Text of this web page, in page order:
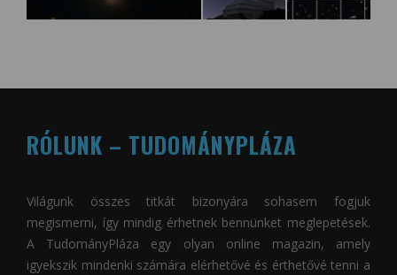
RÓLUNK – TUDOMÁNYPLÁZA
Világunk összes titkát bizonyára sohasem fogjuk
megismerni, így mindig érhetnek bennünket meglepetések.
A TudományPláza egy olyan online magazin, amely
igyekszik mindenki számára elérhetővé és érthetővé tenni a